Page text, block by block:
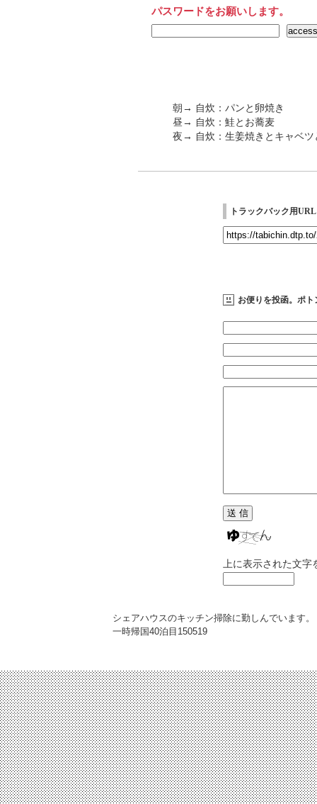
パスワードをお願いします。
朝→ 自炊：パンと卵焼き
昼→ 自炊：鮭とお蕎麦
夜→ 自炊：生姜焼きとキャベツ
トラックバック用URL
お便りを投函。ポト
上に表示された文
シェアハウスのキッチン掃除に勤しんでいます。
一時帰国40泊目 150519